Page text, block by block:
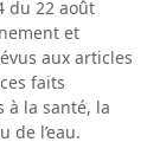
du 22 août
et
aux articles
faits
à la santé, la
de l’eau.